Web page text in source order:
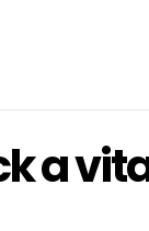
a